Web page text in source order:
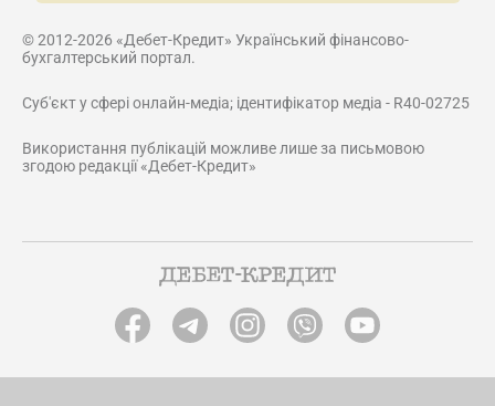
© 2012-2026 «Дебет-Кредит» Український фінансово-
бухгалтерський портал.
Суб'єкт у сфері онлайн-медіа; ідентифікатор медіа - R40-02725
Використання публікацій можливе лише за письмовою
згодою редакції «Дебет-Кредит»